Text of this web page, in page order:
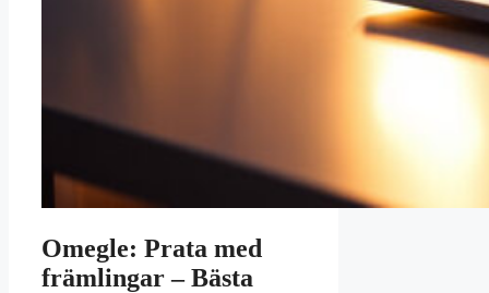
Omegle: Prata med
främlingar – Bästa